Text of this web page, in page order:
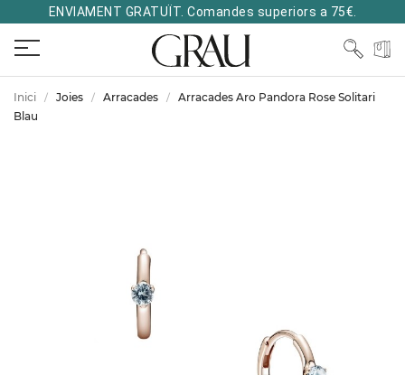
ENVIAMENT GRATUÏT. Comandes superiors a 75€.
Inici Joies Arracades
Arracades Aro Pandora Rose Solitari
Blau